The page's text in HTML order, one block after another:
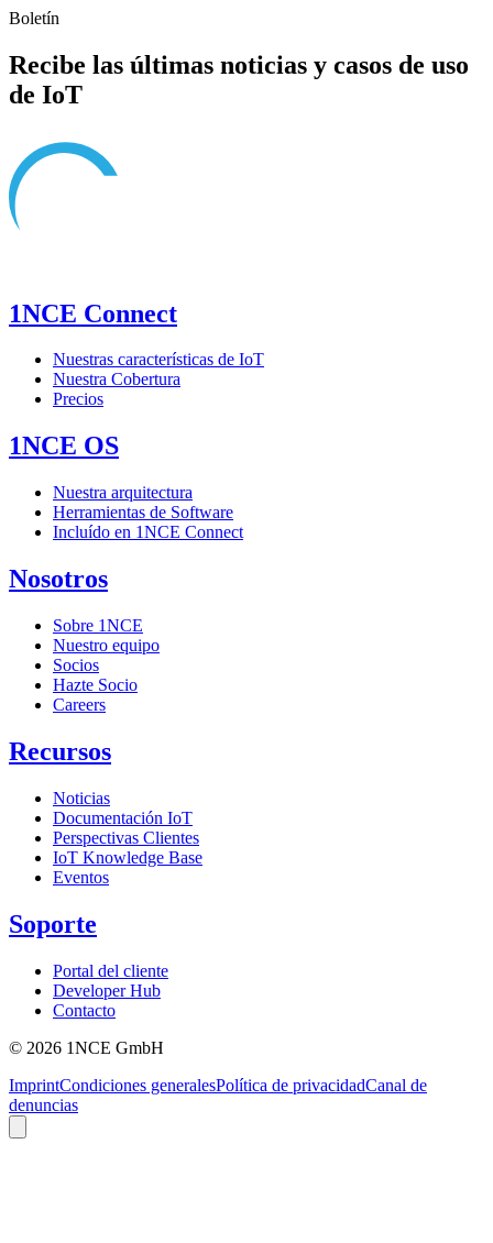
Boletín
Recibe las últimas noticias y casos de uso
de IoT
1NCE Connect
Nuestras características de IoT
Nuestra Cobertura
Precios
1NCE OS
Nuestra arquitectura
Herramientas de Software
Incluído en 1NCE Connect
Nosotros
Sobre 1NCE
Nuestro equipo
Socios
Hazte Socio
Careers
Recursos
Noticias
Documentación IoT
Perspectivas Clientes
IoT Knowledge Base
Eventos
Soporte
Portal del cliente
Developer Hub
Contacto
© 2026 1NCE GmbH
ImprintCondiciones generalesPolítica de privacidadCanal de
denuncias